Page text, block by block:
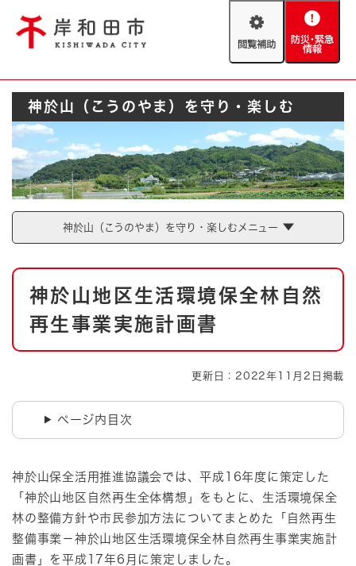
閲
助
防
緊
急
情
報
Foreign language
やさしい日本語
文字サイズ 標準 拡大
背景色変更 白 黒 青
防災・緊急情報 救急・消防
ハザードマップ AED設置箇所
とじる
神於山（こうのやま）を守り・楽しむ
神於山（こうのやま）を守り・楽しむメニュー
本
神於山地区生活環境保全林自然
再生事業実施計画書
更新日：2022年11月2日掲載
ページ内目次
神於山保全活用推進協議会では、平成16年度に策定した
「神於山地区自然再生全体構想」をもとに、生活環境保全
林の整備方針や市民参加方法についてまとめた「自然再生
整備事業－神於山地区生活環境保全林自然再生事業実施計
画書」を平成17年6月に策定しました。